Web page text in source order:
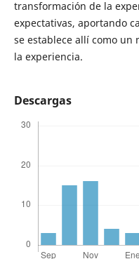
transformación de la
expectativas, aportando
se establece allí como un
la experiencia.
Descargas